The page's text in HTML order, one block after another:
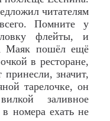
читателям
Помните у
флейты, и
Маяк пошёл ещё
в ресторане,
значит,
тарелочке, он
заливное
номера ехать не